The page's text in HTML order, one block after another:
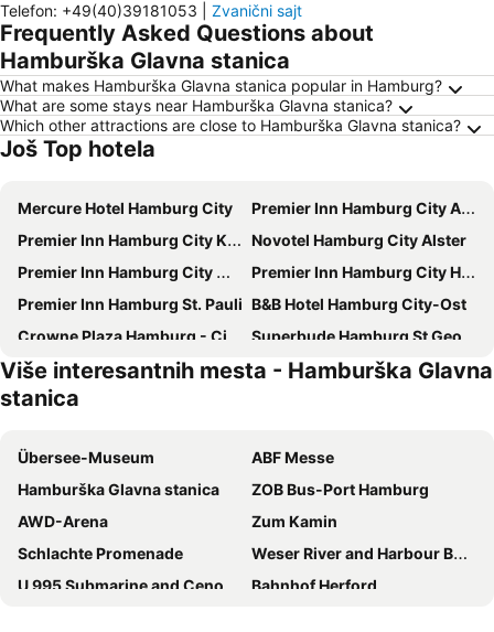
Telefon: +49(40)39181053 Zvanični sajt
Frequently Asked Questions about
Hamburška Glavna stanica
What makes Hamburška Glavna stanica popular in Hamburg?
What are some stays near Hamburška Glavna stanica?
Which other attractions are close to Hamburška Glavna stanica?
Još Top hotela
Mercure Hotel Hamburg City
Premier Inn Hamburg City Alster
Premier Inn Hamburg City Klostertor
Novotel Hamburg City Alster
Premier Inn Hamburg City Millerntor
Premier Inn Hamburg City Hammerbrook
Premier Inn Hamburg St. Pauli B&B Hotel Hamburg City-Ost
Crowne Plaza Hamburg - City Alster By Ihg
Superbude Hamburg St Georg
CAB20
Hotel Hamburg Stadtzentrum
Super 8 by Wyndham Hamburg Mitte
ibis Hamburg Alsterring
IntercityHotel Hamburg Dammtor
Moxy Hamburg City
Novotel Hamburg Central Station
St. Pauli Lodge
The Scotty Hotel Hamburg
ibis Styles Hamburg Barmbek
Tortue Hamburg
acora City Apart Living the City
Urban Home Hotel
Više interesantnih mesta - Hamburška Glavna
stanica
Übersee-Museum
ABF Messe
Hamburška Glavna stanica
ZOB Bus-Port Hamburg
AWD-Arena
Zum Kamin
Schlachte Promenade
Weser River and Harbour Boat Tour
U 995 Submarine and Cenotaph
Bahnhof Herford